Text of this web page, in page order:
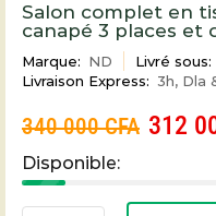
Salon complet en
canapé 3 places et
Marque: ND Livré sous:
Livraison Express: 3h, Dla
340 000CFA 312
Disponible: